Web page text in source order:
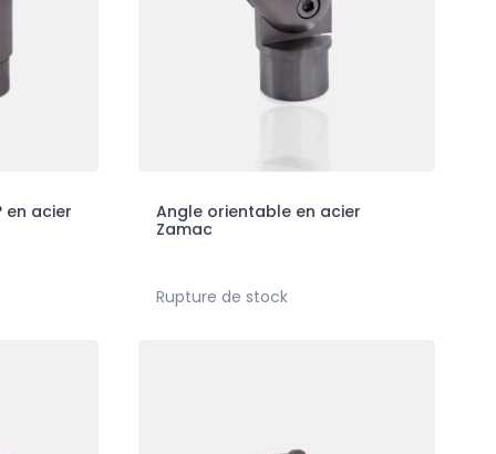
en acier
Angle orientable en acier
Zamac
Rupture de stock